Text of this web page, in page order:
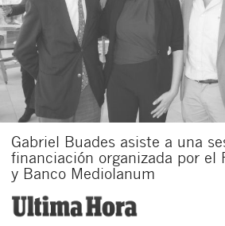
Gabriel Buades asiste a una
financiación organizada por el
y Banco Mediolanum